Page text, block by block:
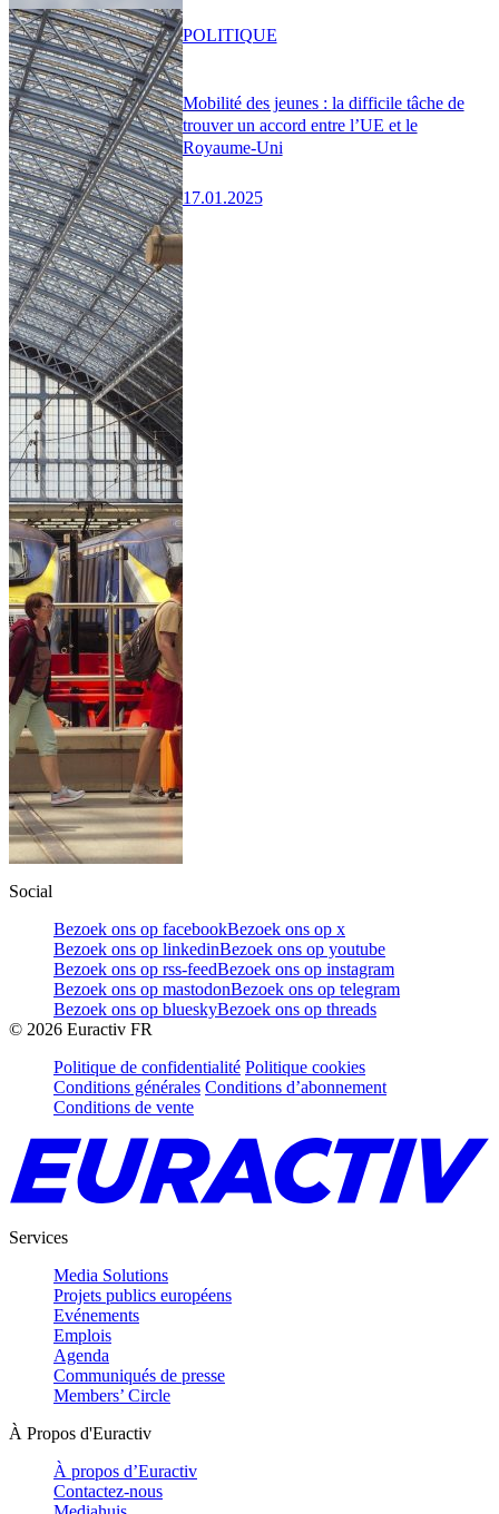
Mobilité des jeunes : la difficile tâche de
trouver un accord entre l’UE et le
Royaume-Uni
17.01.2025
POLITIQUE
Social
Bezoek ons op facebookBezoek ons op x
Bezoek ons op linkedinBezoek ons op youtube
Bezoek ons op rss-feedBezoek ons op instagram
Bezoek ons op mastodonBezoek ons op telegram
Bezoek ons op blueskyBezoek ons op threads
© 2026 Euractiv FR
Politique de confidentialité Politique cookies
Conditions générales Conditions d’abonnement
Conditions de vente
Services
Media Solutions
Projets publics européens
Evénements
Emplois
Agenda
Communiqués de presse
Members’ Circle
À Propos d'Euractiv
À propos d’Euractiv
Contactez-nous